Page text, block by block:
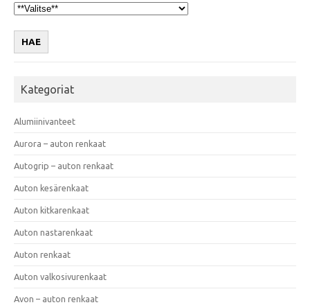
HAE
Kategoriat
Alumiinivanteet
Aurora – auton renkaat
Autogrip – auton renkaat
Auton kesärenkaat
Auton kitkarenkaat
Auton nastarenkaat
Auton renkaat
Auton valkosivurenkaat
Avon – auton renkaat